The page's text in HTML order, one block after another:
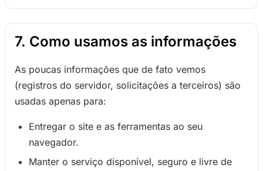
7. Como usamos as informações
As poucas informações que de fato vemos
(registros do servidor, solicitações a terceiros) são
usadas apenas para:
Entregar o site e as ferramentas ao seu
navegador.
Manter o serviço disponível, seguro e livre de